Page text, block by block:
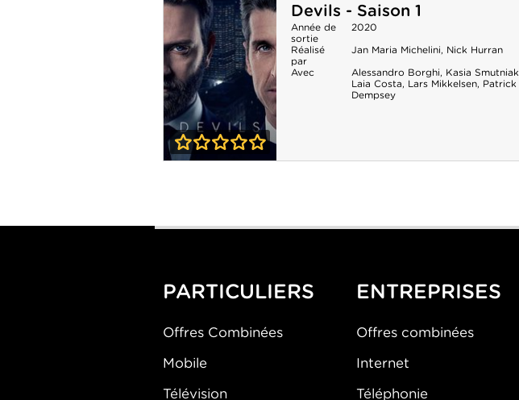
Devils - Saison 1
Année de
sortie
2020
Réalisé
par
Jan Maria Michelini, Nick Hurran
Avec
Alessandro Borghi, Kasia Smutniak
Laia Costa, Lars Mikkelsen, Patrick
Dempsey
PARTICULIERS
Offres Combinées
Mobile
Télévision
ENTREPRISES
Offres combinées
Internet
Téléphonie